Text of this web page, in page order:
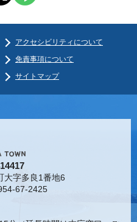
アクセシビリティについて
免責事項について
サイトマップ
大字多良1番地6
67-2425